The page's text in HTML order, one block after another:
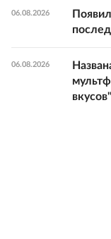
06.08.2026
06.08.2026
вкусов"